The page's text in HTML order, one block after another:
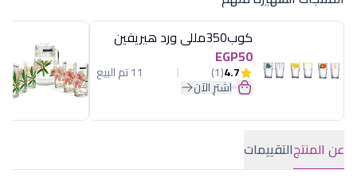
كوب350مللى ورد هيريفين
EGP50
4.7
(1) 11 تم البيع
اشترِ الآن
عن المنتجالتقييمات